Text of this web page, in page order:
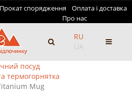
Прокат спорядження
Оплата і доставка
Про нас
RU
UA
посуд
термогорнятка
Mug